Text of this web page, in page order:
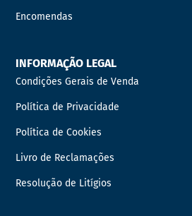
Encomendas
INFORMAÇÃO LEGAL
Condições Gerais de Venda
Política de Privacidade
Política de Cookies
Livro de Reclamações
Resolução de Litígios